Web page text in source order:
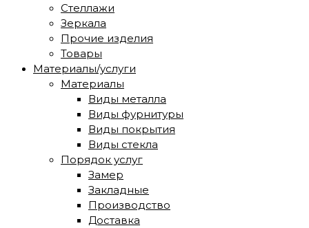
Стеллажи
Зеркала
Прочие изделия
Товары
Материалы/услуги
Материалы
Виды металла
Виды фурнитуры
Виды покрытия
Виды стекла
Порядок услуг
Замер
Закладные
Производство
Доставка